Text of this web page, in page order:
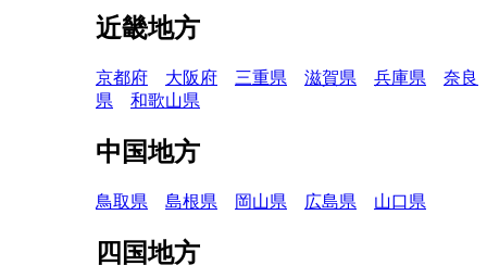
近畿地方
京都府 大阪府 三重県 滋賀県 兵庫県
奈良
県
和歌山県
中国地方
鳥取県 島根県 岡山県 広島県 山口県
四国地方